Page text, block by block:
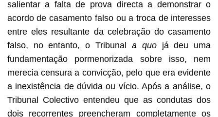
salientar a falta de prova directa a demonstrar o
acordo de casamento falso ou a troca de interesses
entre eles resultante da celebração do casamento
falso, no entanto, o Tribunal a quojá deu uma
fundamentação pormenorizada sobre isso, nem
merecia censura a convicção, pelo que era evidente
a inexistência de dúvida ou vício. Após a análise, o
Tribunal Colectivo entendeu que as condutas dos
dois recorrentes preencheram completamente os